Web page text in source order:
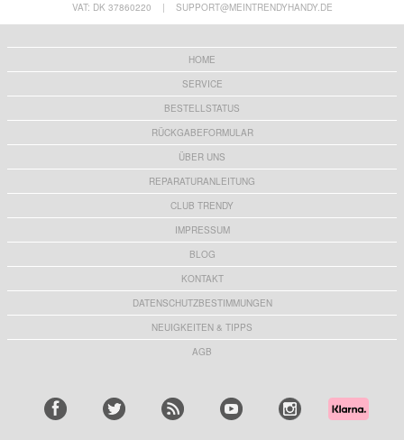
VAT: DK 37860220
| SUPPORT@MEINTRENDYHANDY.DE
HOME
SERVICE
BESTELLSTATUS
RÜCKGABEFORMULAR
ÜBER UNS
REPARATURANLEITUNG
CLUB TRENDY
IMPRESSUM
BLOG
KONTAKT
DATENSCHUTZBESTIMMUNGEN
NEUIGKEITEN & TIPPS
AGB